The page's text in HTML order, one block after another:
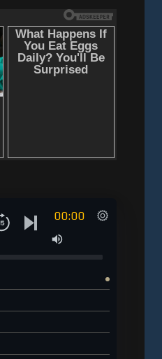
онлайн бесплатно
версия
00:00